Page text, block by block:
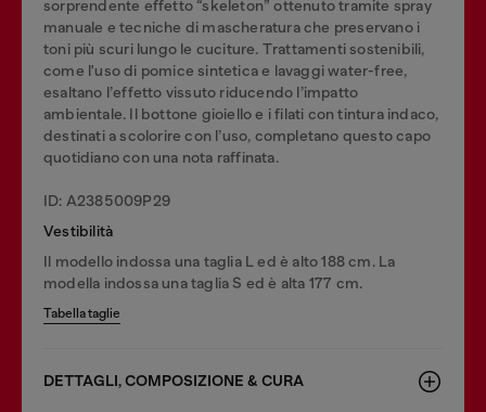
sorprendente effetto “skeleton” ottenuto tramite spray
manuale e tecniche di mascheratura che preservano i
toni più scuri lungo le cuciture. Trattamenti sostenibili,
come l'uso di pomice sintetica e lavaggi water-free,
esaltano l’effetto vissuto riducendo l’impatto
ambientale. Il bottone gioiello e i filati con tintura indaco,
destinati a scolorire con l’uso, completano questo capo
quotidiano con una nota raffinata.
ID: A2385009P29
Vestibilità
Il modello indossa una taglia L ed è alto 188 cm. La
modella indossa una taglia S ed è alta 177 cm.
Tabella taglie
DETTAGLI, COMPOSIZIONE & CURA